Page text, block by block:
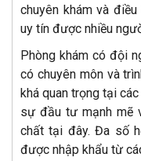
chuyên khám và
uy tín được nhiều
Phòng khám có đội
có chuyên môn và
khá quan trọng tại
sự đầu tư mạnh mẽ
chất tại đây. Đa số
được nhập khẩu từ